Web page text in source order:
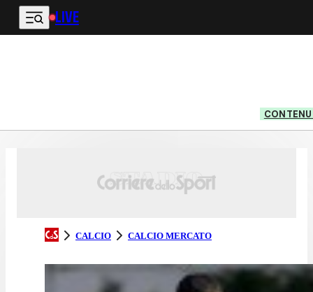
Vai al contenuto principale
LIVE
CALCIO CALCIO MERCATO